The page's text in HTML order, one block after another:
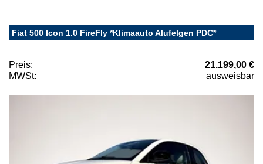
Fiat 500 Icon 1.0 FireFly *Klimaauto Alufelgen PDC*
Preis:
21.199,00 €
MWSt:
ausweisbar